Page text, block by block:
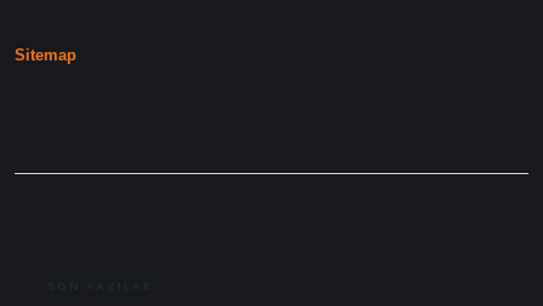
Sitemap
SON YAZILAR